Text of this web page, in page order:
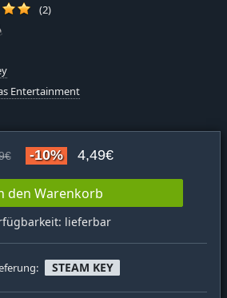
(2)
Entertainment
-10% 4,49€
den Warenkorb
lieferbar
STEAM KEY